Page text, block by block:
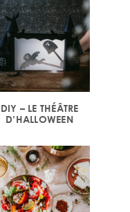
DIY – LE THÉÂTRE
D’HALLOWEEN